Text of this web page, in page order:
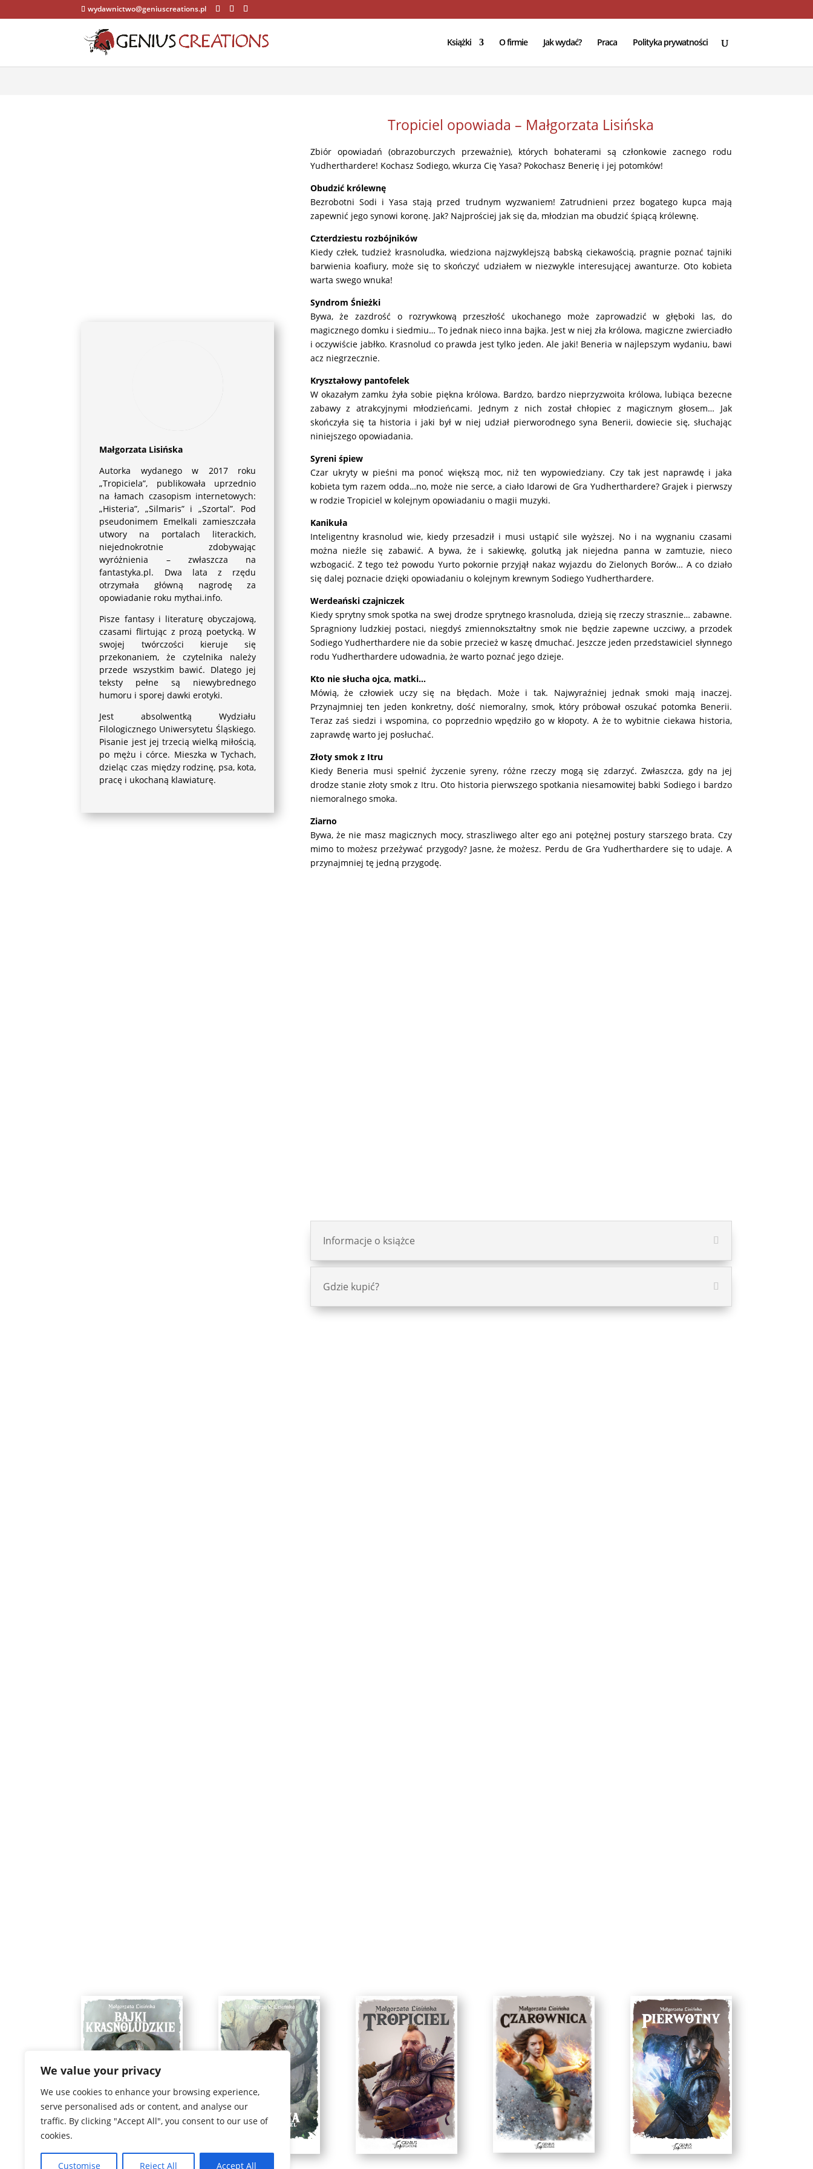
We value your privacy
We use cookies to enhance your browsing experience,
serve personalised ads or content, and analyse our
traffic. By clicking "Accept All", you consent to our use of
cookies.
Customise Reject All Accept All
Warning: Constant WP_CACHE already defined in/home/zenstrona/domains/geniuscreations.pl/public_html/wp-config.phpon line94
wydawnictwo@geniuscreations.pl
Książki O firmie Jak wydać? Praca Polityka prywatności
Małgorzata Lisińska
Autorka wydanego w 2017 roku
„Tropiciela”, publikowała uprzednio
na łamach czasopism internetowych:
„Histeria”, „Silmaris” i „Szortal”. Pod
pseudonimem Emelkali zamieszczała
utwory na portalach literackich,
niejednokrotnie zdobywając
wyróżnienia – zwłaszcza na
fantastyka.pl. Dwa lata z rzędu
otrzymała główną nagrodę za
opowiadanie roku mythai.info.
Pisze fantasy i literaturę obyczajową,
czasami flirtując z prozą poetycką. W
swojej twórczości kieruje się
przekonaniem, że czytelnika należy
przede wszystkim bawić. Dlatego jej
teksty pełne są niewybrednego
humoru i sporej dawki erotyki.
Jest absolwentką Wydziału
Filologicznego Uniwersytetu Śląskiego.
Pisanie jest jej trzecią wielką miłością,
po mężu i córce. Mieszka w Tychach,
dzieląc czas między rodzinę, psa, kota,
pracę i ukochaną klawiaturę.
Tropiciel opowiada – Małgorzata Lisińska
Zbiór opowiadań (obrazoburczych przeważnie), których bohaterami są członkowie zacnego rodu
Yudherthardere! Kochasz Sodiego, wkurza Cię Yasa? Pokochasz Benerię i jej potomków!
Obudzić królewnę
Bezrobotni Sodi i Yasa stają przed trudnym wyzwaniem! Zatrudnieni przez bogatego kupca mają
zapewnić jego synowi koronę. Jak? Najprościej jak się da, młodzian ma obudzić śpiącą królewnę.
Czterdziestu rozbójników
Kiedy człek, tudzież krasnoludka, wiedziona najzwyklejszą babską ciekawością, pragnie poznać tajniki
barwienia koafiury, może się to skończyć udziałem w niezwykle interesującej awanturze. Oto kobieta
warta swego wnuka!
Syndrom Śnieżki
Bywa, że zazdrość o rozrywkową przeszłość ukochanego może zaprowadzić w głęboki las, do
magicznego domku i siedmiu… To jednak nieco inna bajka. Jest w niej zła królowa, magiczne zwierciadło
i oczywiście jabłko. Krasnolud co prawda jest tylko jeden. Ale jaki! Beneria w najlepszym wydaniu, bawi
acz niegrzecznie.
Kryształowy pantofelek
W okazałym zamku żyła sobie piękna królowa. Bardzo, bardzo nieprzyzwoita królowa, lubiąca bezecne
zabawy z atrakcyjnymi młodzieńcami.
Jednym z nich został chłopiec z magicznym głosem…
Jak
skończyła się ta historia i jaki był w niej udział pierworodnego syna Benerii, dowiecie się, słuchając
niniejszego opowiadania.
Syreni śpiew
Czar ukryty w pieśni ma ponoć większą moc, niż ten wypowiedziany. Czy tak jest naprawdę i jaka
kobieta tym razem odda…no, może nie serce, a ciało Idarowi de Gra Yudherthardere? Grajek i pierwszy
w rodzie Tropiciel w kolejnym opowiadaniu o magii muzyki.
Kanikuła
Inteligentny krasnolud wie, kiedy przesadził i musi ustąpić sile wyższej. No i na wygnaniu czasami
można nieźle się zabawić. A bywa, że i sakiewkę, golutką jak niejedna panna w zamtuzie, nieco
wzbogacić. Z tego też powodu Yurto pokornie przyjął nakaz wyjazdu do Zielonych Borów… A co działo
się dalej poznacie dzięki opowiadaniu o kolejnym krewnym Sodiego Yudherthardere.
Werdeański czajniczek
Kiedy sprytny smok spotka na swej drodze sprytnego krasnoluda, dzieją się rzeczy strasznie… zabawne.
Spragniony ludzkiej postaci, niegdyś zmiennokształtny smok nie będzie zapewne uczciwy, a przodek
Sodiego Yudherthardere nie da sobie przecież w kaszę dmuchać. Jeszcze jeden przedstawiciel słynnego
rodu Yudherthardere udowadnia, że warto poznać jego dzieje.
Kto nie słucha ojca, matki…
Mówią, że człowiek uczy się na błędach. Może i tak. Najwyraźniej jednak smoki mają inaczej.
Przynajmniej ten jeden konkretny, dość niemoralny, smok, który próbował oszukać potomka Benerii.
Teraz zaś siedzi i wspomina, co poprzednio wpędziło go w kłopoty. A że to wybitnie ciekawa historia,
zaprawdę warto jej posłuchać.
Złoty smok z Itru
Kiedy Beneria musi spełnić życzenie syreny, różne rzeczy mogą się zdarzyć. Zwłaszcza, gdy na jej
drodze stanie złoty smok z Itru. Oto historia pierwszego spotkania niesamowitej babki Sodiego i bardzo
niemoralnego smoka.
Ziarno
Bywa, że nie masz magicznych mocy, straszliwego alter ego ani potężnej postury starszego brata. Czy
mimo to możesz przeżywać przygody? Jasne, że możesz. Perdu de Gra Yudherthardere się to udaje. A
przynajmniej tę jedną przygodę.
Informacje o książce
Gdzie kupić?